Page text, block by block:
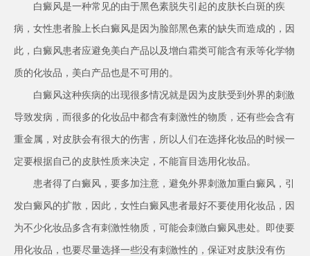
白癜风是一种常见的由于黑色素脱失引起的皮肤长白斑的疾
病，女性患者脸上长白癜风是因为脸部黑色素的缺失而造成的，因
此，白癜风患者应避免美白产品以及增白霜类可能含有汞等化学物
质的化妆品，美白产品也是不可用的。
白癜风这种疾病的出现很多情况就是因为皮肤受到外界的刺激
导致发病，而很多的化妆品中都含有刺激性的物质，还有些会含有
重金属，对皮肤会有很大的伤害，所以人们在选择化妆品的时候一
定要根据自己的皮肤性质来决定，不能盲目选用化妆品。
患者得了白癜风，要多加注意，避免外界刺激加重白癜风，引
发白癜风的扩散，因此，女性白癜风患者最好不要使用化妆品，因
为不少化妆品多含有刺激性物质，可能会刺激白癜风患处。即使要
用化妆品，也要尽量选择一些没有刺激性的，保证对皮肤没有伤